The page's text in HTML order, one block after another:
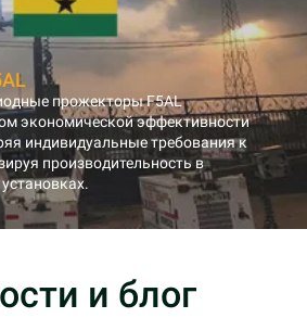
прожекторы F5AL
экономической эффективности
индивидуальные требования к
производительность в
и блог